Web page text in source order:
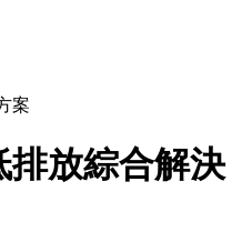
案
排放綜合解決